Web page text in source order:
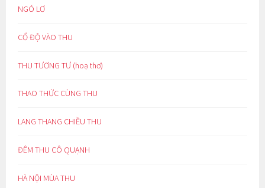
NGÓ LƠ
CỔ ĐỘ VÀO THU
THU TƯƠNG TƯ (hoạ thơ)
THAO THỨC CÙNG THU
LANG THANG CHIỀU THU
ĐÊM THU CÔ QUẠNH
HÀ NỘI MÙA THU